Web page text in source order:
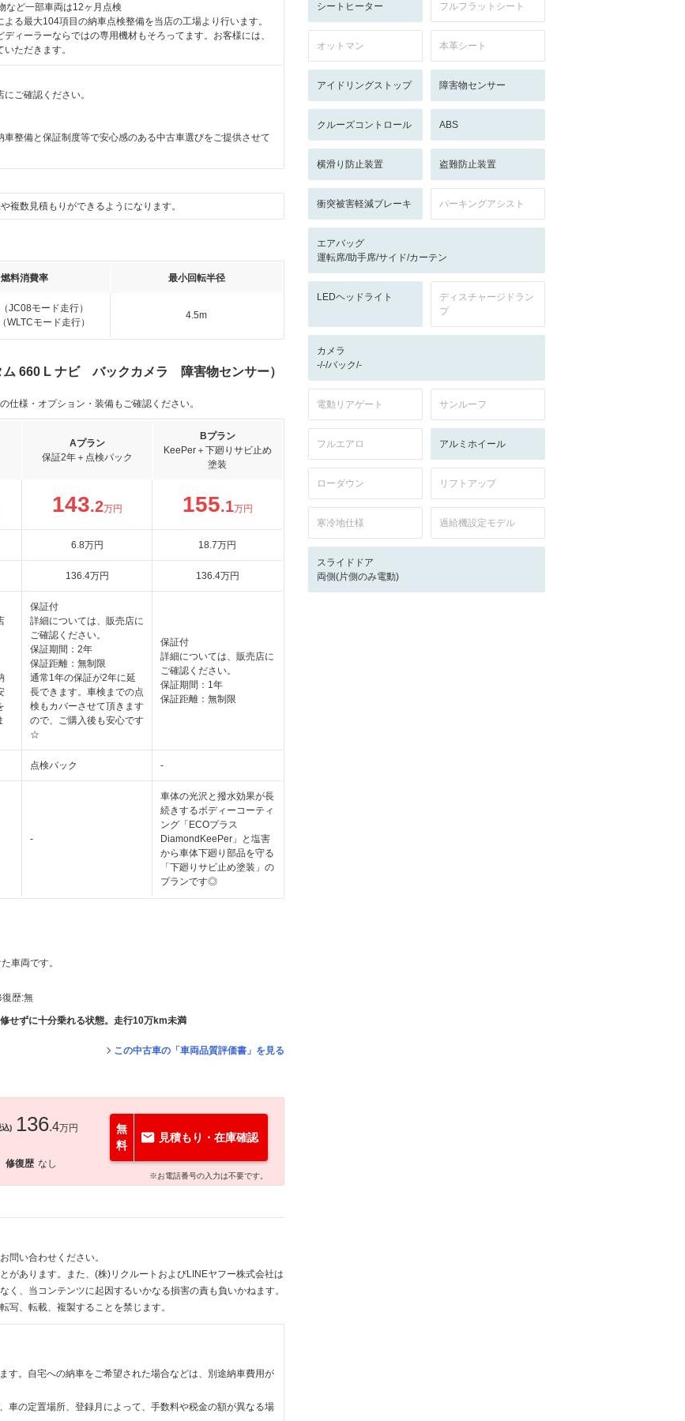
ど一部車両は12ヶ月点検
る最大104項目の納車点検整備を当店の工場より行います。
ィーラーならではの専用機材もそろってます。お客様には、
ただきます。
ご確認ください。
車整備と保証制度等で安心感のある中古車選びをご提供させて
複数見積もりができるようになります。
燃料消費率 最小回転半径
JC08モード走行）
WLTCモード走行）
4.5m
ム 660 L ナビ バックカメラ 障害物センサー）
様・オプション・装備もご確認ください。
Aプラン
保証2年＋点検パック
Bプラン
KeePer＋下廻りサビ止め
塗装
143.2万円 155.1万円
6.8万円 18.7万円
136.4万円 136.4万円
保証付
詳細については、販売店に
ご確認ください。
保証期間：2年
保証距離：無制限
通常1年の保証が2年に延
長できます。車検までの点
検もカバーさせて頂きます
ので、ご購入後も安心です
☆
保証付
詳細については、販売店に
ご確認ください。
保証期間：1年
保証距離：無制限
点検パック -
-
車体の光沢と撥水効果が長
続きするボディーコーティ
ング「ECOプラス
DiamondKeePer」と塩害
から車体下廻り部品を守る
「下廻りサビ止め塗装」の
プランです◎
車両です。
復歴:無
せずに十分乗れる状態。走行10万km未満
この中古車の「車両品質評価書」を見る
込) 136.4万円
修復歴 なし
無
料
見積もり・在庫確認
※お電話番号の入力は不要です。
問い合わせください。
あります。また、(株)リクルートおよびLINEヤフー株式会社は
く、当コンテンツに起因するいかなる損害の責も負いかねます。
、転載、複製することを禁じます。
。自宅への納車をご希望された場合などは、別途納車費用が
の定置場所、登録月によって、手数料や税金の額が異なる場
シートヒーター フルフラットシート
オットマン 本革シート
アイドリングストップ 障害物センサー
クルーズコントロール ABS
横滑り防止装置 盗難防止装置
衝突被害軽減ブレーキ パーキングアシスト
エアバッグ
運転席/助手席/サイド/カーテン
LEDヘッドライト
ディスチャージドラン
プ
カメラ
-/-/バック/-
電動リアゲート サンルーフ
フルエアロ アルミホイール
ローダウン リフトアップ
寒冷地仕様 過給機設定モデル
スライドドア
両側(片側のみ電動)